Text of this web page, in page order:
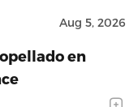
Aug 5, 2026
en